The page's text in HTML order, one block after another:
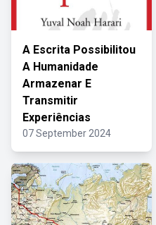
A Escrita Possibilitou
A Humanidade
Armazenar E
Transmitir
Experiências
07 September 2024